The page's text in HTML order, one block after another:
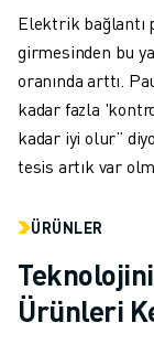
Elektrik bağlantı
girmesinden bu
oranında arttı.
kadar fazla
kadar iyi olur”
tesis artık var
ÜRÜNLER
Ürünleri